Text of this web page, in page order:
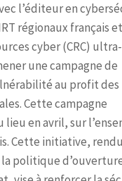
l’éditeur en
régionaux français
cyber (CRC)
une campagne de
au profit des
Cette campagne
lieu en avril, sur
Cette initiative,
la politique